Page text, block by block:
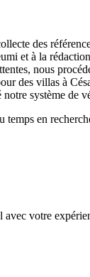
des
et à la
nous
des villas à
notre système de
en
votre